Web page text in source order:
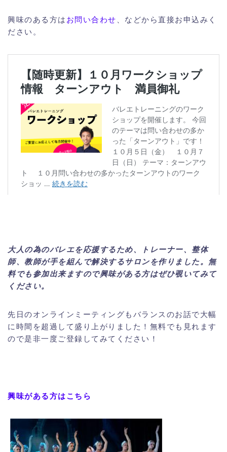
興味のある方は お問い合わせ 、などから直接お申込みく
ださい。
大人の為のバレエを応援するため、トレーナー、整体
師、教師が手を組んで解決するサロンを作りました。無
料でも参加出来ますので興味がある方はぜひ覗いてみて
ください。
先日のオンラインミーティングもバランスのお話で大幅
に時間を超過して盛り上がりました！無料でも見れます
ので是非一度ご登録してみてください！
興味がある方はこちら